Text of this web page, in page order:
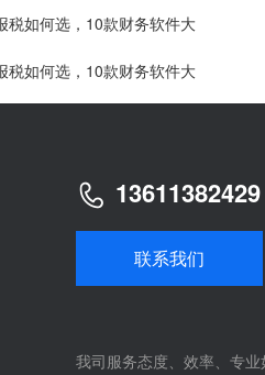
税如何选，10款财务软件大
税如何选，10款财务软件大
13611382429
联系我们
我司服务态度、效率、专